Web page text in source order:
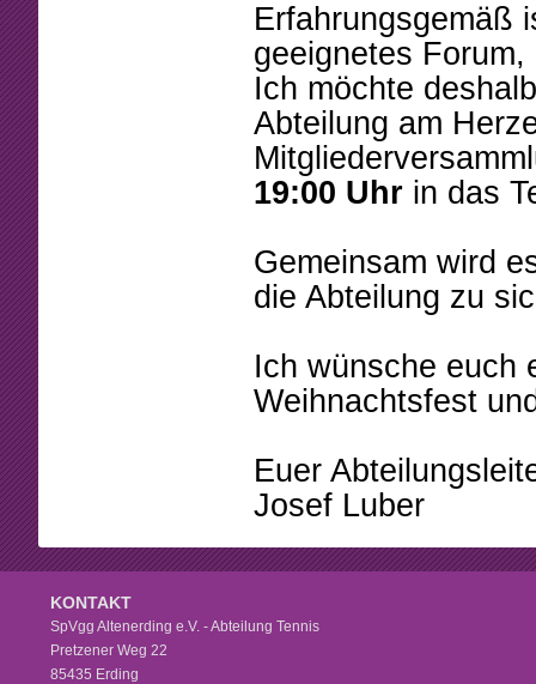
Erfahrungsgemäß
geeignetes
Ich möchte
Abteilung am
19:00 Uhr in das
Gemeinsam wird
die Abteilung zu
Ich wünsche euch
Weihnachtsfest
Euer
Josef Luber
KONTAKT
SpVgg Altenerding e.V. - Abteilung Tennis
Pretzener Weg 22
85435 Erding